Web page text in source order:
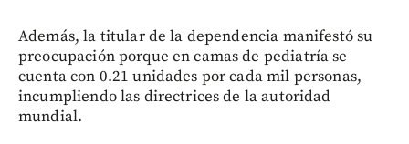
Además, la titular de la dependencia manifestó su
preocupación porque en camas de pediatría se
cuenta con 0.21 unidades por cada mil personas,
incumpliendo las directrices de la autoridad
mundial.